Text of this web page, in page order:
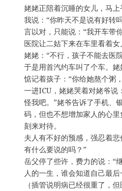
姥姥正陪着沉睡的女儿，马
我说：“你昨天不是说有好转
言以对，只能说：“我开车带
医院让二姑下来在车里看着女
姥姥：“不行，孩子不能去医
于是用首汽约车叫了个车。
惦记着孩子：“你给她熬个粥
一进ICU，姥姥哭着对姥爷说
怪我吧。”姥爷告诉了手机、
码，但也不想增加家人的心
刻来对待。
夫人有不好的预感，强忍着
有什么要说的吗？”
岳父停了些许，费力的说：“继
人的一生，谁会知道自己最
（插管说明病已经很重了，